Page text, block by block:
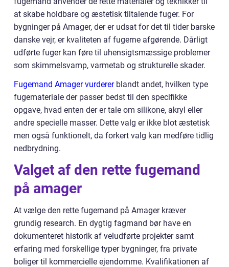
at skabe holdbare og æstetisk tiltalende fuger. For
bygninger på Amager, der er udsat for det til tider barske
danske vejr, er kvaliteten af fugerne afgørende. Dårligt
udførte fuger kan føre til uhensigtsmæssige problemer
som skimmelsvamp, varmetab og strukturelle skader.
Fugemand Amager vurdererblandt andet, hvilken type
fugemateriale der passer bedst til den specifikke
opgave, hvad enten der er tale om silikone, akryl eller
andre specielle masser. Dette valg er ikke blot æstetisk
men også funktionelt, da forkert valg kan medføre tidlig
nedbrydning.
Valget af den rette fugemand
på amager
At vælge den rette fugemand på Amager kræver
grundig research. En dygtig fagmand bør have en
dokumenteret historik af veludførte projekter samt
erfaring med forskellige typer bygninger, fra private
boliger til kommercielle ejendomme. Kvalifikationen af